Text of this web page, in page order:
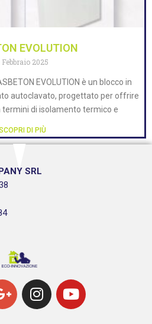
EVOLUTION
Febbraio 2025
EVOLUTION è un blocco in
autoclavato, progettato per offrire
di isolamento termico e
DI PIÙ
SRL